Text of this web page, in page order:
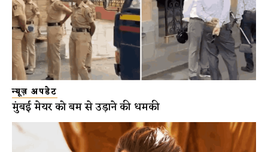
न्यूज़ अपडेट
मुंबई मेयर को बम से उड़ाने की धमकी